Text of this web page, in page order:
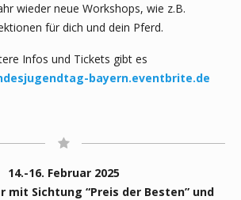
wieder neue Workshops, wie z.B.
für dich und dein Pferd.
Infos und Tickets gibt es
bayern.eventbrite.de
14.-16. Februar 2025
mit Sichtung “Preis der Besten” und